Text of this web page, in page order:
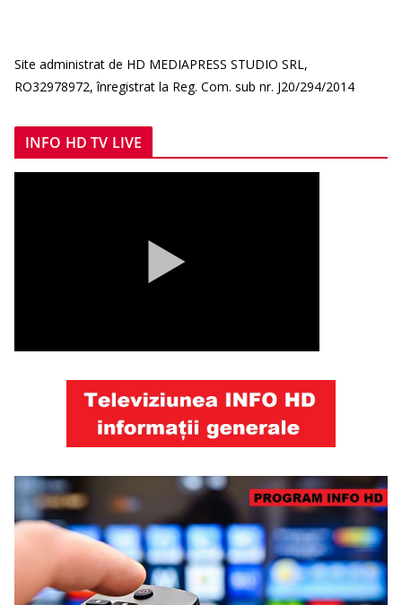
Site administrat de HD MEDIAPRESS STUDIO SRL,
RO32978972, înregistrat la Reg. Com. sub nr. J20/294/2014
INFO HD TV LIVE